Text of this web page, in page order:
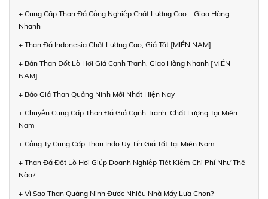
+ Cung Cấp Than Đá Công Nghiệp Chất Lượng Cao – Giao Hàng
Nhanh
+ Than Đá Indonesia Chất Lượng Cao, Giá Tốt [MIỀN NAM]
+ Bán Than Đốt Lò Hơi Giá Cạnh Tranh, Giao Hàng Nhanh [MIỀN
NAM]
+ Báo Giá Than Quảng Ninh Mới Nhất Hiện Nay
+ Chuyên Cung Cấp Than Đá Giá Cạnh Tranh, Chất Lượng Tại Miền
Nam
+ Công Ty Cung Cấp Than Indo Uy Tín Giá Tốt Tại Miền Nam
+ Than Đá Đốt Lò Hơi Giúp Doanh Nghiệp Tiết Kiệm Chi Phí Như Thế
Nào?
+ Vì Sao Than Quảng Ninh Được Nhiều Nhà Máy Lựa Chọn?